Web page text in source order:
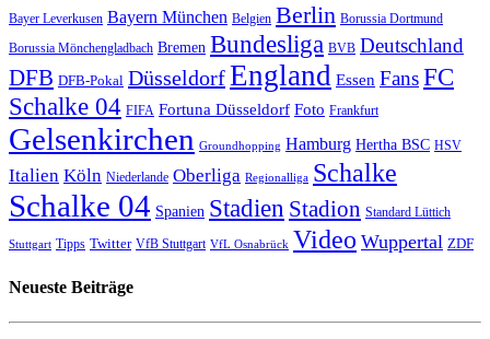
Bayer Leverkusen Bayern München Belgien Berlin Borussia Dortmund
Borussia Mönchengladbach Bremen Bundesliga BVB Deutschland
DFB DFB-Pokal DüsseldorfEngland Essen FansFC
Schalke 04 FIFA Fortuna Düsseldorf Foto Frankfurt
Gelsenkirchen Groundhopping Hamburg Hertha BSC HSV
Italien Köln Niederlande Oberliga Regionalliga Schalke
Schalke 04 Spanien Stadien Stadion Standard Lüttich
Stuttgart Tipps Twitter VfB Stuttgart VfL Osnabrück Video Wuppertal ZDF
Neueste Beiträge